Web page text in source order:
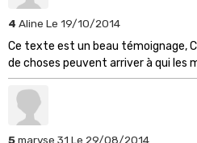
4 Aline Le 19/10/2014
Ce texte est un beau témoignage,
de choses peuvent arriver à qui les
5maryse 31 Le 29/08/2014